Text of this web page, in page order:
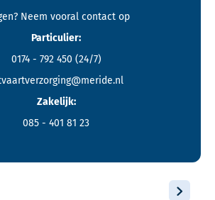
Neem vooral contact op
Particulier:
0174 - 792 450 (24/7)
Zakelijk:
085 - 401 81 23